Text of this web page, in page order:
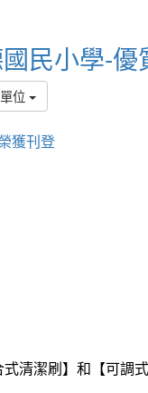
民小學-優
位
獲刊登
清潔刷】和【可調